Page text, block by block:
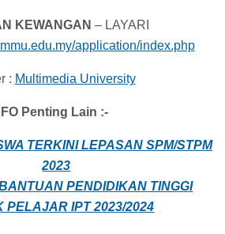
KEWANGAN – LAYARI
application/index.php
: Multimedia University
Penting Lain :-
TERKINI LEPASAN SPM/STPM
2023
PENDIDIKAN TINGGI
PELAJAR IPT 2023/2024